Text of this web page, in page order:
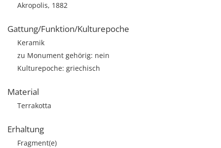
Akropolis, 1882
Gattung/Funktion/Kulturepoche
Keramik
zu Monument gehörig: nein
Kulturepoche: griechisch
Material
Terrakotta
Erhaltung
Fragment(e)